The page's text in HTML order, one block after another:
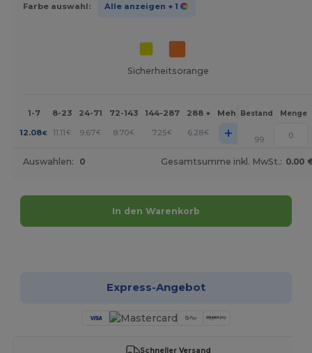
Farbe auswahl: Alle anzeigen + 1
Sicherheitsorange
1-7 8-23 24-71 72-143 144-287 288 + Mehr Bestand Menge
12.08€ 11.11€ 9.67€ 8.70€ 7.25€ 6.28€ + 99
Auswahlen: 0 Gesamtsumme inkl. MwSt.: 0.00
In den Warenkorb
Express-Angebot
Schneller Versand